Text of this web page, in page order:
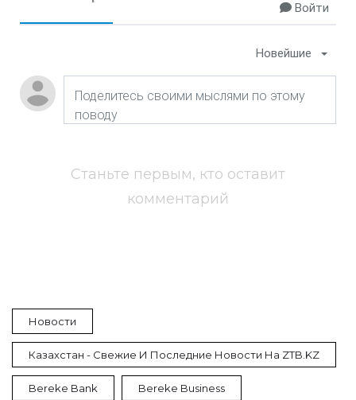
Войти
Новейшие
Станьте первым, кто оставит
комментарий
Новости
Казахстан - Свежие И Последние Новости На ZTB.KZ
Bereke Bank Bereke Business